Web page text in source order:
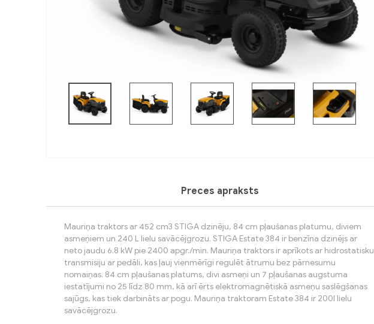
Preces apraksts
Mauriņa traktors ar 452 cm3 STIGA dzinēju, 84 cm pļaušanas platumu, diviem
asmeņiem un 240 L lielu savācējgrozu. STIGA Estate 384 ir benzīna dzinējs ar
neto jaudu 6.8 kW pie 2400 apgr./min. Mauriņa traktors ir aprīkots ar hidrostatisku
transmisiju ar pedāli, kas ļauj vienmērīgi regulēt ātrumu bez pārnesumu
nomaiņas. 84 cm pļaušanas platums, divi asmeņi un 7 pļaušanas augstuma
iestatījumi no 25 līdz 80 mm, kā arī ērts elektromagnētiskā asmeņu saslēgšanas
sajūgs, kas tiek darbināts ar pogu. Mauriņa traktoram Estate 384 ir 200l lielu
savācējgrozu.